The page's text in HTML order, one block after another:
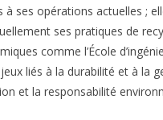
à ses opérations actuelles ;
ses pratiques de
comme l’École
liés à la durabilité et à la
et la responsabilité